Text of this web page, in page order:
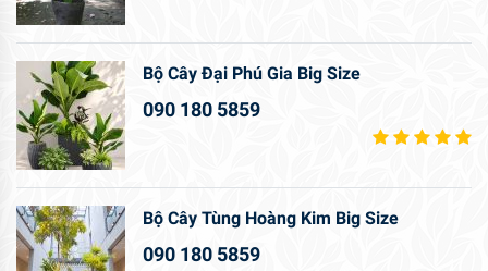
Bộ Cây Đại Phú Gia Big Size
090 180 5859
Bộ Cây Tùng Hoàng Kim Big Size
090 180 5859